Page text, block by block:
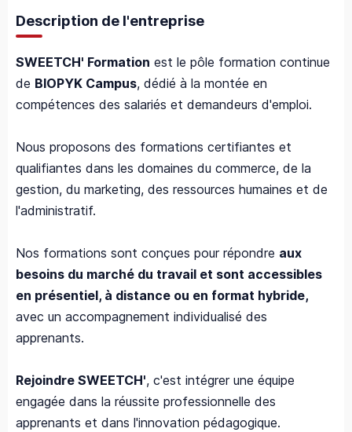
Description de l'entreprise
SWEETCH' Formation est le pôle formation continue
de BIOPYK Campus, dédié à la montée en
compétences des salariés et demandeurs d'emploi.
Nous proposons des formations certifiantes et
qualifiantes dans les domaines du commerce, de la
gestion, du marketing, des ressources humaines et de
l'administratif.
Nos formations sont conçues pour répondre aux
besoins du marché du travail et sont accessibles
en présentiel, à distance ou en format hybride,
avec un accompagnement individualisé des
apprenants.
Rejoindre SWEETCH', c'est intégrer une équipe
engagée dans la réussite professionnelle des
apprenants et dans l'innovation pédagogique.